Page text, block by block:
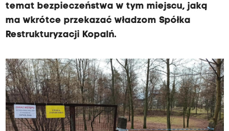
temat bezpieczeństwa w tym miejscu, jaką
ma wkrótce przekazać władzom Spółka
Restrukturyzacji Kopalń.